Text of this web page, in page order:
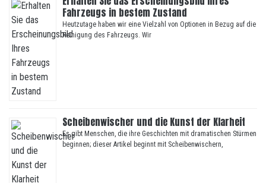
Fahrzeugs in bestem Zustand
Heutzutage haben wir eine Vielzahl von Optionen in Bezug auf die
Reinigung des Fahrzeugs. Wir
Scheibenwischer und die Kunst der Klarheit
Es gibt Menschen, die ihre Geschichten mit dramatischen Stürmen
beginnen; dieser Artikel beginnt mit Scheibenwischern,